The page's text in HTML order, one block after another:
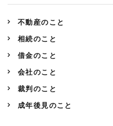
不動産のこと
相続のこと
借金のこと
会社のこと
裁判のこと
成年後見のこと